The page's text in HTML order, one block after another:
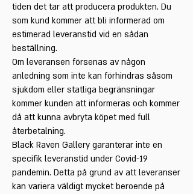
tiden det tar att producera produkten. Du
som kund kommer att bli informerad om
estimerad leveranstid vid en sådan
beställning.
Om leveransen försenas av någon
anledning som inte kan förhindras såsom
sjukdom eller statliga begränsningar
kommer kunden att informeras och kommer
då att kunna avbryta köpet med full
återbetalning.
Black Raven Gallery garanterar inte en
specifik leveranstid under Covid-19
pandemin. Detta på grund av att leveranser
kan variera väldigt mycket beroende på